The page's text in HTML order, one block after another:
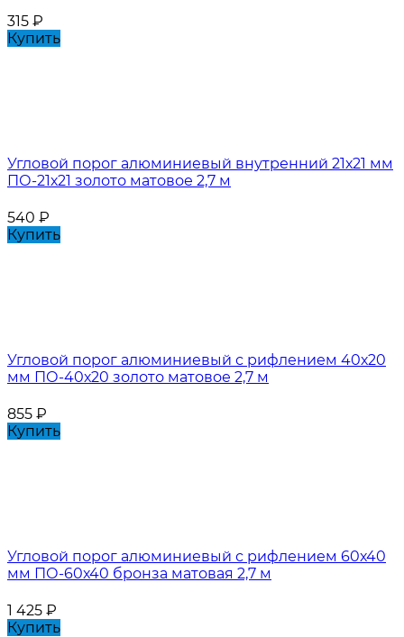
315 ₽
Купить
Угловой порог алюминиевый внутренний 21х21 мм
ПО-21х21 золото матовое 2,7 м
540 ₽
Купить
Угловой порог алюминиевый с рифлением 40х20
мм ПО-40х20 золото матовое 2,7 м
855 ₽
Купить
Угловой порог алюминиевый с рифлением 60х40
мм ПО-60х40 бронза матовая 2,7 м
1 425 ₽
Купить